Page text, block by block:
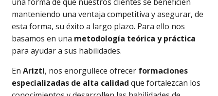
manteniendo una ventaja competitiva y asegurar, de
esta forma, su éxito a largo plazo. Para ello nos
basamos en una metodología teórica y práctica
para ayudar a sus habilidades.
En Arizti, nos enorgullece ofrecer formaciones
especializadas de alta calidad que fortalezcan los